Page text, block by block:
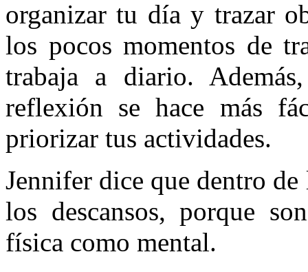
organizar tu día y trazar
los pocos momentos de
trabaja a diario.
reflexión se hace más
priorizar tus actividades.
Jennifer dice que dentro
los descansos, porque
física como mental.